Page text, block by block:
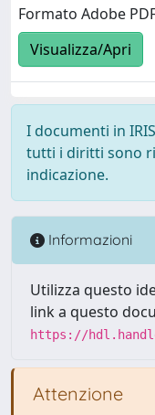
Formato Adobe
Visualizza/Apri
I documenti in
tutti i diritti sono
indicazione.
Informazioni
Utilizza questo
link a questo
https://
Attenzione